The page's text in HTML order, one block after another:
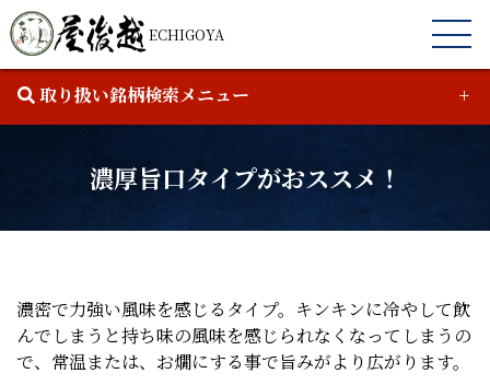
ECHIGOYA
取り扱い銘柄検索メニュー
￥ 0-￥0
濃厚旨口タイプがおススメ！
濃密で力強い風味を感じるタイプ。キンキンに冷やして飲
んでしまうと持ち味の風味を感じられなくなってしまうの
で、常温または、お燗にする事で旨みがより広がります。